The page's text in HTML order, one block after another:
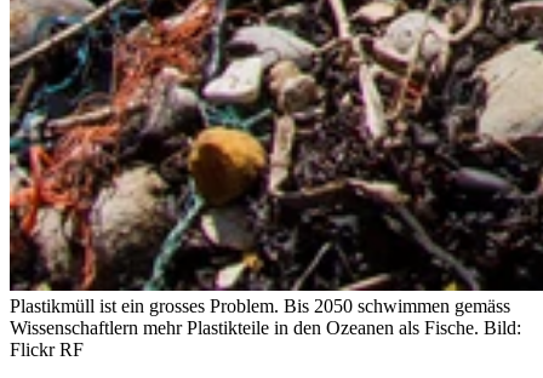
Plastikmüll ist ein grosses Problem. Bis 2050 schwimmen gemäss
Wissenschaftlern mehr Plastikteile in den Ozeanen als Fische. Bild:
Flickr RF